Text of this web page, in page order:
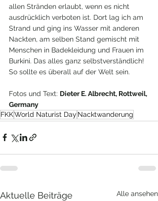
allen Stränden erlaubt, wenn es nicht
ausdrücklich verboten ist. Dort lag ich am
Strand und ging ins Wasser mit anderen
Nackten, am selben Stand gemischt mit
Menschen in Badekleidung und Frauen im
Burkini. Das alles ganz selbstverständlich!
So sollte es überall auf der Welt sein.
Fotos und Text: Dieter E. Albrecht, Rottweil,
Germany
FKKWorld Naturist Day Nacktwanderung
Aktuelle Beiträge Alle ansehen